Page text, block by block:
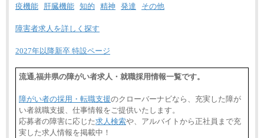
疫機能
肝臓機能 知的 精神 発達 その他
障害者求人を詳しく探す
2027年以降新卒 特設ページ
流通,福井県の障がい者求人・就職採用情報一覧です。
障がい者の採用・転職支援のクローバーナビなら、充実した障が
い者就職支援、仕事情報をご提供いたします。
応募者の障害に応じた求人検索や、アルバイトから正社員まで充
実した求人情報を掲載中！